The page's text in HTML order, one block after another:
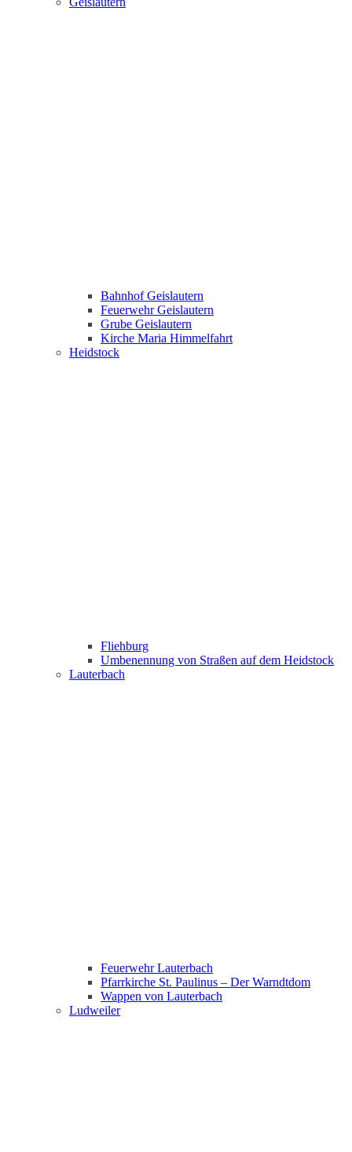
Bahnhof Geislautern
Feuerwehr Geislautern
Grube Geislautern
Kirche Maria Himmelfahrt
Heidstock
Fliehburg
Umbenennung von Straßen auf dem Heidstock
Lauterbach
Feuerwehr Lauterbach
Pfarrkirche St. Paulinus – Der Warndtdom
Wappen von Lauterbach
Ludweiler